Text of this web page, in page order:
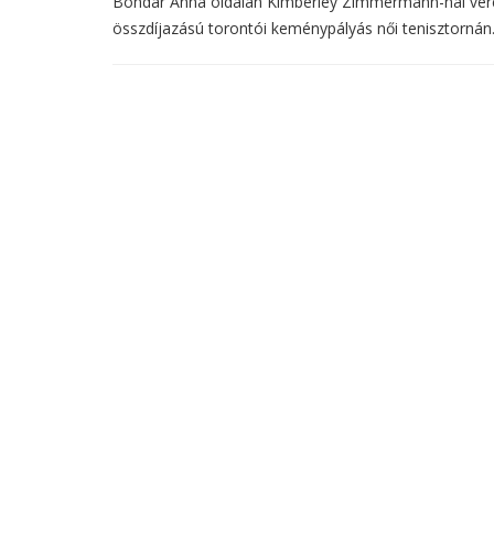
összdíjazású torontói keménypályás női tenisztornán.